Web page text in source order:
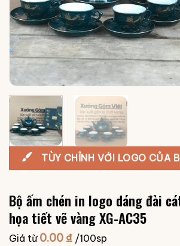
TÙY CHỈNH VỚI LOGO CỦA
Bộ ấm chén in logo dáng đài
họa tiết vẽ vàng XG-AC35
Giá từ 0.00₫ /100sp